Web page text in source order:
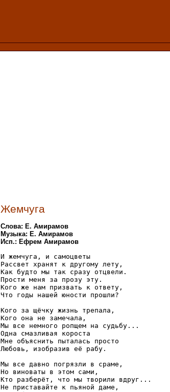
Жемчуга
Слова: Е. Амирамов
Музыка: Е. Амирамов
Исп.: Ефрем Амирамов
И жемчуга, и самоцветы
Рассвет хранят к другому лету,
Как будто мы так сразу отцвели.
Прости меня за прозу эту.
Кого же нам призвать к ответу,
Что годы нашей юности прошли?
Кого за щёчку жизнь трепала,
Кого она не замечала,
Мы все немного ропщем на судьбу...
Одна смазливая короста
Мне объяснить пыталась просто
Любовь, изобразив её рабу.
Мы все давно погрязли в сраме,
Но виноваты в этом сами,
Кто разберёт, что мы творили вдруг...
Не приставайте к пьяной даме,